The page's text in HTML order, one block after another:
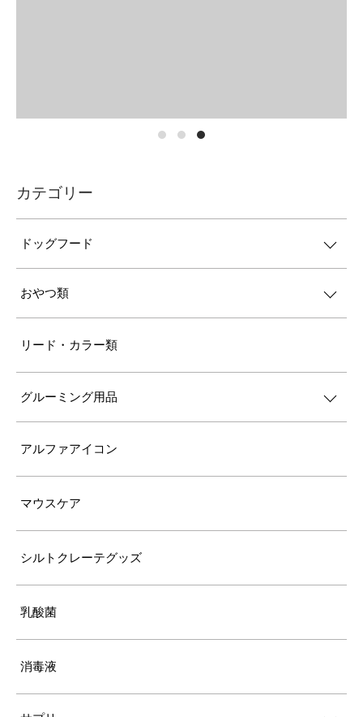
カテゴリー
ドッグフード
おやつ類
リード・カラー類
グルーミング用品
アルファアイコン
マウスケア
シルトクレーテグッズ
乳酸菌
消毒液